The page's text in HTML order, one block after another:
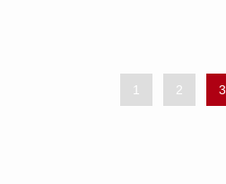
1 2 3